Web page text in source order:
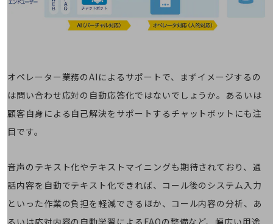
サステナビリティ
サステナビリティTOP
NTTドコモビジネスグループのサステナビリティ
サステナビリティ基本方針
ダイバーシティ
経営情報
経営情報TOP
オペレーター業務のAIによるサポートで、まずイメージするの
は問い合わせ応対の自動応答化ではないでしょうか。あるいは
顧客自身による自己解決をサポートするチャットボットにも注
目です。
音声のテキスト化やテキストマイニングも期待されており、通
話内容を自動でテキスト化できれば、コール後のシステム入力
といった作業の負担を軽減できるほか、コール内容の分析、あ